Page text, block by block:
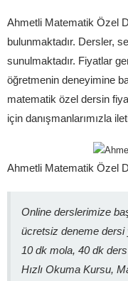
Ahmetli Matematik Özel
bulunmaktadır. Dersler,
sunulmaktadır. Fiyatlar
öğretmenin deneyimine
matematik özel dersin
için danışmanlarımızla
Ahmetli Matematik Özel
Online derslerimize
ücretsiz deneme dersi
10 dk mola, 40 dk
Hızlı Okuma Kursu,